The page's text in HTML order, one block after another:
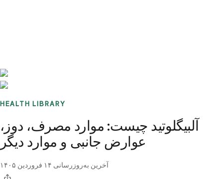
HEALTH LIBRARY
آلبیگلوتید چیست: موارد مصرف، دوز،
عوارض جانبی و موارد دیگر
آخرین به‌روزرسانی ۱۴ فروردین ۱۴۰۵